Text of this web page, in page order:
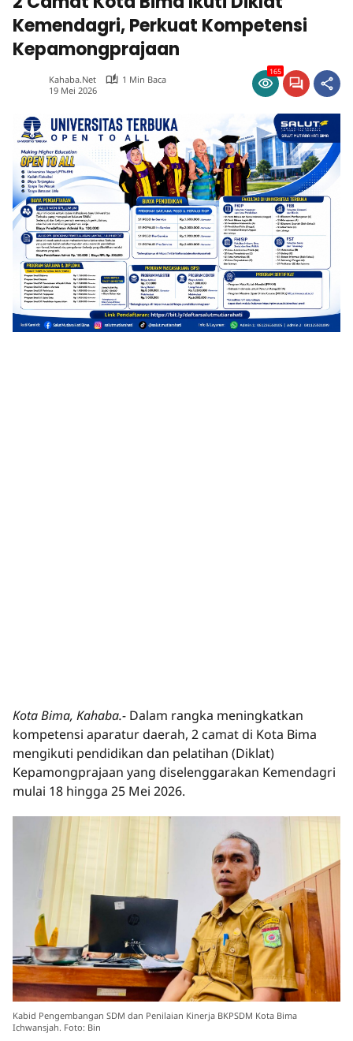
Kemendagri, Perkuat Kompetensi
Kepamongprajaan
Kahaba.net
1 Min Baca
19 Mei 2026
165
Kota Bima, Kahaba.- Dalam rangka meningkatkan
kompetensi aparatur daerah, 2 camat di Kota Bima
mengikuti pendidikan dan pelatihan (Diklat)
Kepamongprajaan yang diselenggarakan Kemendagri
mulai 18 hingga 25 Mei 2026.
Kabid Pengembangan SDM dan Penilaian Kinerja BKPSDM Kota Bima
Ichwansjah. Foto: Bin